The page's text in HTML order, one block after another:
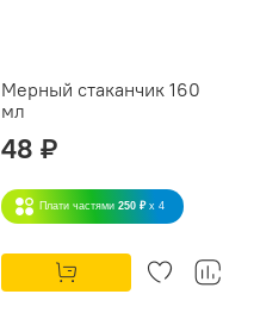
Мерный стаканчик 160
мл
48 ₽
Плати частями 250 ₽ x 4